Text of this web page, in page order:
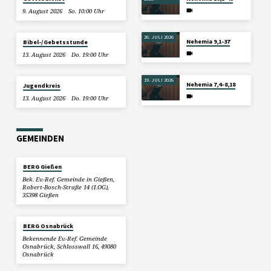
9. August 2026
So. 10:00 Uhr
Bibel-/Gebetsstunde
13. August 2026
Do. 19:00 Uhr
Jugendkreis
13. August 2026
Do. 19:00 Uhr
26. JULI 2026
Nehemia 9,1-37
19. JULI 2026
Nehemia 7,4–8,18
GEMEINDEN
BERG Gießen
Bek. Ev.-Ref. Gemeinde in Gießen,
Robert-Bosch-Straße 14 (1.OG),
35398 Gießen
BERG Osnabrück
Bekennende Ev.-Ref. Gemeinde
Osnabrück, Schlosswall 16, 49080
Osnabrück